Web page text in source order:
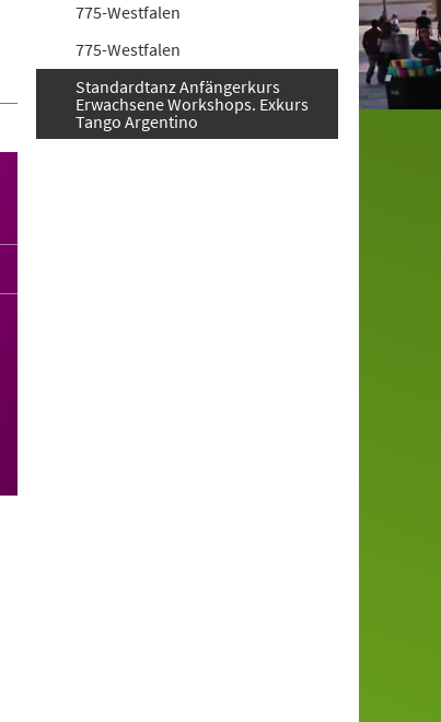
775-Westfalen
775-Westfalen
Standardtanz Anfängerkurs
Erwachsene Workshops. Exkurs
Tango Argentino